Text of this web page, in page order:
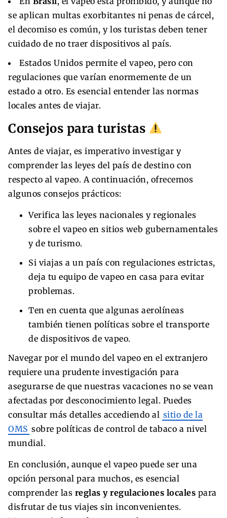
se aplican multas exorbitantes ni penas de cárcel,
el decomiso es común, y los turistas deben tener
cuidado de no traer dispositivos al país.
Estados Unidos permite el vapeo, pero con
regulaciones que varían enormemente de un
estado a otro. Es esencial entender las normas
locales antes de viajar.
Consejos para turistas
Antes de viajar, es imperativo investigar y
comprender las leyes del país de destino con
respecto al vapeo. A continuación, ofrecemos
algunos consejos prácticos:
Verifica las leyes nacionales y regionales
sobre el vapeo en sitios web gubernamentales
y de turismo.
Si viajas a un país con regulaciones estrictas,
deja tu equipo de vapeo en casa para evitar
problemas.
Ten en cuenta que algunas aerolíneas
también tienen políticas sobre el transporte
de dispositivos de vapeo.
Navegar por el mundo del vapeo en el extranjero
requiere una prudente investigación para
asegurarse de que nuestras vacaciones no se vean
afectadas por desconocimiento legal. Puedes
consultar más detalles accediendo al sitio de la
OMS sobre políticas de control de tabaco a nivel
mundial.
En conclusión, aunque el vapeo puede ser una
opción personal para muchos, es esencial
comprender las reglas y regulaciones locales para
disfrutar de tus viajes sin inconvenientes.